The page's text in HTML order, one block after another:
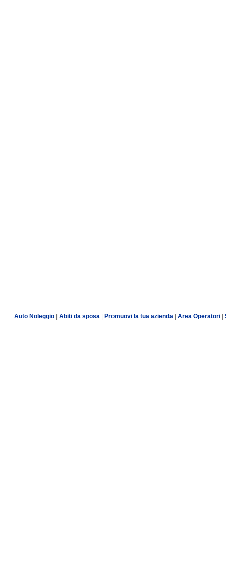
Auto Noleggio Abiti da sposa Promuovi la tua azienda Area Operatori